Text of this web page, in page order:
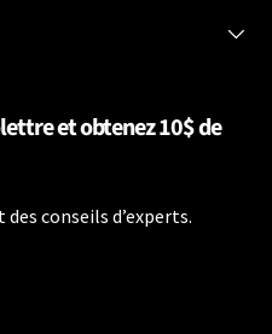
et obtenez 10$ de
conseils d’experts.